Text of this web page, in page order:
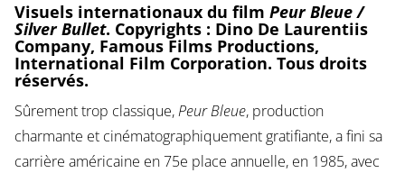
Visuels internationaux du film Peur Bleue /
Silver Bullet. Copyrights : Dino De Laurentiis
Company, Famous Films Productions,
International Film Corporation. Tous droits
réservés.
Sûrement trop classique,Peur Bleue, production
charmante et cinématographiquement gratifiante, a fini sa
carrière américaine en 75e place annuelle, en 1985, avec